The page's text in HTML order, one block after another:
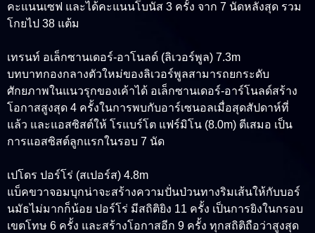
คะแนนเซฟ และได้คะแนนโบนัส 3 ครั้ง จาก 7 นัดหลังสุด รวม
โกยไป 38 แต้ม
เทรนท์ อเล็กซานเดอร์-อาโนลด์ (ลิเวอร์พูล) 7.3m
บทบาทกองกลางตัวใหม่ของลิเวอร์พูลสามารถยกระดับ
ศักยภาพในแนวรุกของเค้าได้ อเล็กซานเดอร์-อาร์โนลด์สร้าง
โอกาสสูงสุด 4 ครั้งในการพบกับอาร์เซนอลเมื่อสุดสัปดาห์ที่
แล้ว และแอสซิสต์ให้ โรแบร์โต แฟร์มิโน (8.0m) ตีเสมอ เป็น
การแอสซิสต์ลูกแรกในรอบ 7 นัด
เปโดร ปอร์โร่ (สเปอร์ส) 4.8m
แบ็คขวาจอมบุกน่าจะสร้างความปั่นป่วนทางริมเส้นให้กับบอร์
นมัธไม่มากก็น้อย ปอร์โร่ มีสถิติยิง 11 ครั้ง เป็นการยิงในกรอบ
เขตโทษ 6 ครั้ง และสร้างโอกาสอีก 9 ครั้ง ทุกสถิติถือว่าสูงสุด